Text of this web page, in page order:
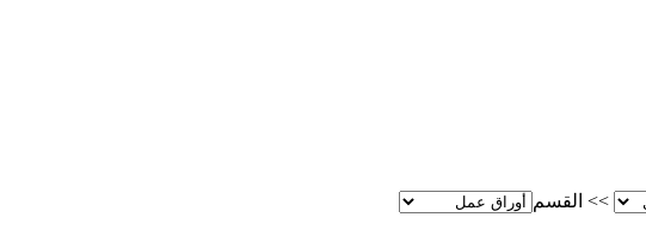
>> القسم